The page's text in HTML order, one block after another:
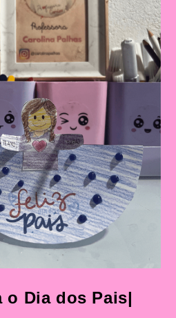
o Dia dos Pais|